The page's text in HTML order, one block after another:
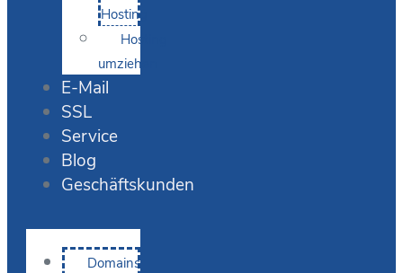
Hosting
Hosting
umziehen
E-Mail
SSL
Service
Blog
Geschäftskunden
Domains